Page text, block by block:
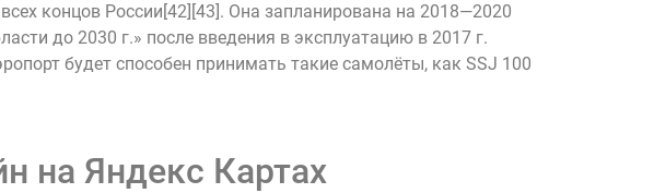
концов России[42][43]. Она запланирована на 2018—2020
до 2030 г.» после введения в эксплуатацию в 2017 г.
будет способен принимать такие самолёты, как SSJ 100
на Яндекс Картах